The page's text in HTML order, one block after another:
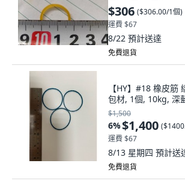
$306 ($306.00/1個)
運費 $67
8/22 預計送達
免費退貨
【HY】#18 橡皮筋
包材, 1個, 10kg, 深
$1,500
6%$1,400 (
運費 $67
8/13 星期四 預計送
免費退貨